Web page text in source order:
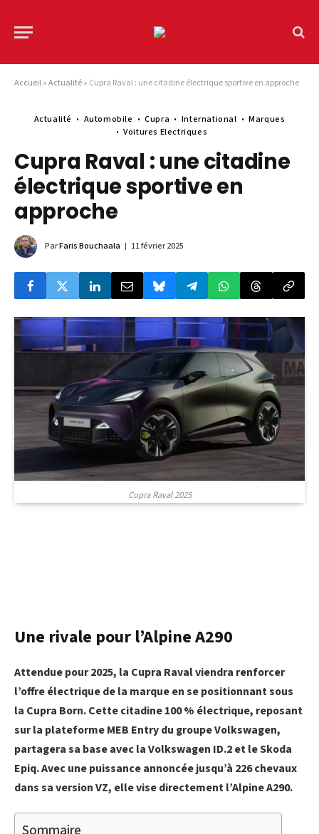
Accueil»Actualité» Cupra Raval : une citadine électrique sportive en approche
Actualité Automobile Cupra International
Marques
Voitures Electriques
Cupra Raval : une citadine
électrique sportive en
approche
ParFaris Bouchaala 11 février 2025
Cupra Raval 2025
Une rivale pour l’Alpine A290
Attendue pour 2025, la Cupra Raval viendra renforcer
l’offre électrique de la marque en se positionnant sous
la Cupra Born. Cette citadine 100 % électrique, reposant
sur la plateforme MEB Entry du groupe Volkswagen,
partagera sa base avec la Volkswagen ID.2 et le Skoda
Epiq. Avec une puissance annoncée jusqu’à 226 chevaux
dans sa version VZ, elle vise directement l’Alpine A290.
Sommaire